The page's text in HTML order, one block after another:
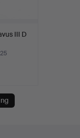
III D